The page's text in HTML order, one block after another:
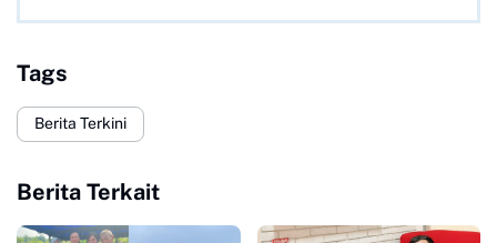
Tags
Berita Terkini
Berita Terkait